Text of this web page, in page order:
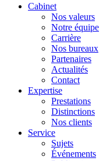
Cabinet
Nos valeurs
Notre équipe
Carrière
Nos bureaux
Partenaires
Actualités
Contact
Expertise
Prestations
Distinctions
Nos clients
Service
Sujets
Événements